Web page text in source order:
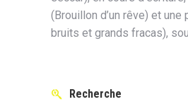
(Brouillon d’un rêve) et
bruits et grands fracas),
Recherche